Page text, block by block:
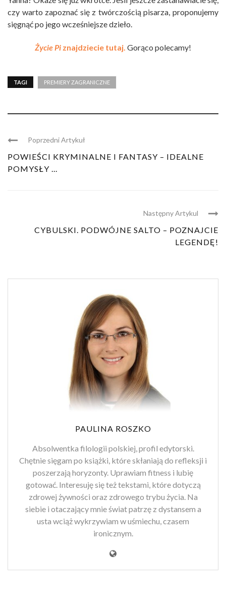
czy warto zapoznać się z twórczością pisarza, proponujemy
sięgnąć po jego wcześniejsze dzieło.
Życie Pi znajdziecie tutaj. Gorąco polecamy!
TAGI PREMIERY ZAGRANICZNE
Poprzedni Artykuł
POWIEŚCI KRYMINALNE I FANTASY – IDEALNE
POMYSŁY ...
Następny Artykul
CYBULSKI. PODWÓJNE SALTO – POZNAJCIE
LEGENDĘ!
PAULINA ROSZKO
Absolwentka filologii polskiej, profil edytorski.
Chętnie sięgam po książki, które skłaniają do refleksji i
poszerzają horyzonty. Uprawiam fitness i lubię
gotować. Interesuję się też tekstami, które dotyczą
zdrowej żywności oraz zdrowego trybu życia. Na
siebie i otaczający mnie świat patrzę z dystansem a
usta wciąż wykrzywiam w uśmiechu, czasem
ironicznym.